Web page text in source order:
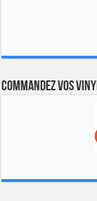
Commandez vos